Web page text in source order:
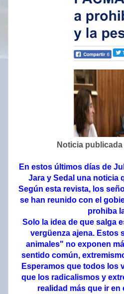
Noticia
En estos últimos días de
Jara y Sedal una noticia
Según esta revista, los
se han reunido con el
prohiba
Solo la idea de que salga
vergüenza ajena. Estos
animales" no exponen
sentido común,
Esperamos que todos los
que los radicalismos y
realidad más que ir